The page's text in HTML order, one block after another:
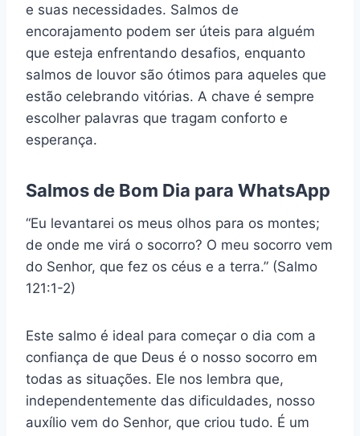
e suas necessidades. Salmos de
encorajamento podem ser úteis para alguém
que esteja enfrentando desafios, enquanto
salmos de louvor são ótimos para aqueles que
estão celebrando vitórias. A chave é sempre
escolher palavras que tragam conforto e
esperança.
Salmos de Bom Dia para WhatsApp
“Eu levantarei os meus olhos para os montes;
de onde me virá o socorro? O meu socorro vem
do Senhor, que fez os céus e a terra.” (Salmo
121:1-2)
Este salmo é ideal para começar o dia com a
confiança de que Deus é o nosso socorro em
todas as situações. Ele nos lembra que,
independentemente das dificuldades, nosso
auxílio vem do Senhor, que criou tudo. É um